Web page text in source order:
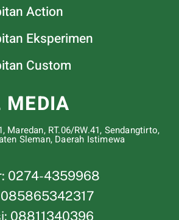
Action
Eksperimen
Custom
MEDIA
Maredan, RT.06/RW.41, Sendangtirto,
Sleman, Daerah Istimewa
0274-4359968
08811340396